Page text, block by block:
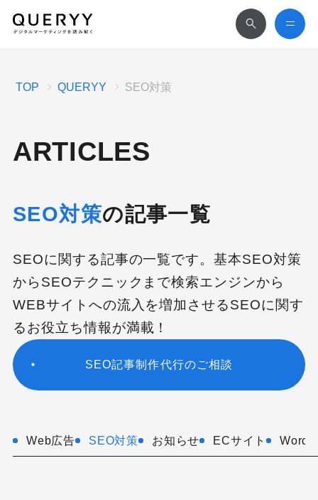
TOP QUERYY SEO対策
ARTICLES
SEO対策の記事一覧
SEOに関する記事の一覧です。基本SEO対策
からSEOテクニックまで検索エンジンから
WEBサイトへの流入を増加させるSEOに関す
るお役立ち情報が満載！
SEO記事制作代行のご相談
Web広告 SEO対策 お知らせ ECサイト